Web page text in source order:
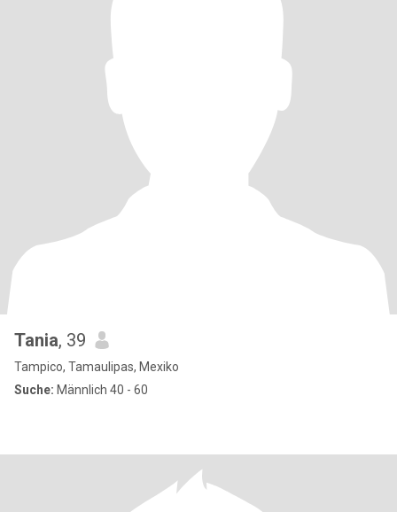
Tania, 39
Tampico, Tamaulipas, Mexiko
Suche: Männlich 40 - 60